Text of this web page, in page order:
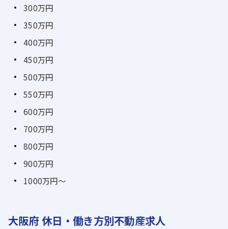
300万円
350万円
400万円
450万円
500万円
550万円
600万円
700万円
800万円
900万円
1000万円～
大阪府 休日・働き方別不動産求人